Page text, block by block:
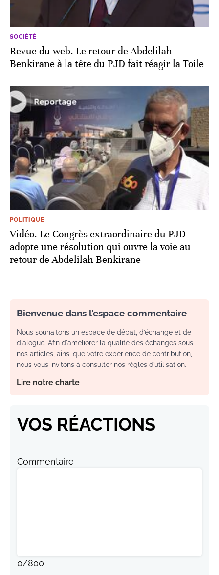
SOCIÉTÉ
Revue du web. Le retour de Abdelilah
Benkirane à la tête du PJD fait réagir la Toile
POLITIQUE
Vidéo. Le Congrès extraordinaire du PJD
adopte une résolution qui ouvre la voie au
retour de Abdelilah Benkirane
Bienvenue dans l’espace commentaire
Nous souhaitons un espace de débat, d’échange et de
dialogue. Afin d'améliorer la qualité des échanges sous
nos articles, ainsi que votre expérience de contribution,
nous vous invitons à consulter nos règles d’utilisation.
Lire notre charte
VOS RÉACTIONS
Commentaire
0/800